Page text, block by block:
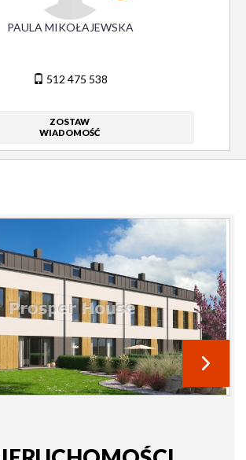
PAULA MIKOŁAJEWSKA
512 475 538
ZOSTAW
WIADOMOŚĆ